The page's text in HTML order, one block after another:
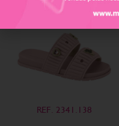
REF. 2341.138